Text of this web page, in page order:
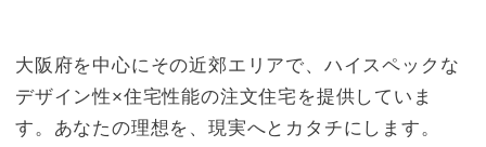
大阪府を中心にその近郊エリアで、ハイスペックな
デザイン性×住宅性能の注文住宅を提供していま
す。あなたの理想を、現実へとカタチにします。